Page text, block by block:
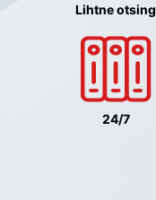
Lihtne otsing
24/7